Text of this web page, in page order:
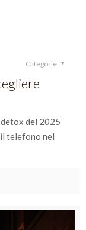
Categorie
del 2025
telefono nel